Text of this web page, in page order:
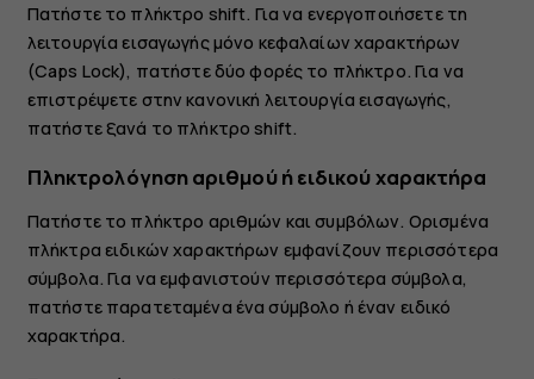
Πατήστε το πλήκτρο shift. Για να ενεργοποιήσετε τη
λειτουργία εισαγωγής μόνο κεφαλαίων χαρακτήρων
(Caps Lock), πατήστε δύο φορές το πλήκτρο. Για να
επιστρέψετε στην κανονική λειτουργία εισαγωγής,
πατήστε ξανά το πλήκτρο shift.
Πληκτρολόγηση αριθμού ή ειδικού χαρακτήρα
Πατήστε το πλήκτρο αριθμών και συμβόλων. Ορισμένα
πλήκτρα ειδικών χαρακτήρων εμφανίζουν περισσότερα
σύμβολα. Για να εμφανιστούν περισσότερα σύμβολα,
πατήστε παρατεταμένα ένα σύμβολο ή έναν ειδικό
χαρακτήρα.